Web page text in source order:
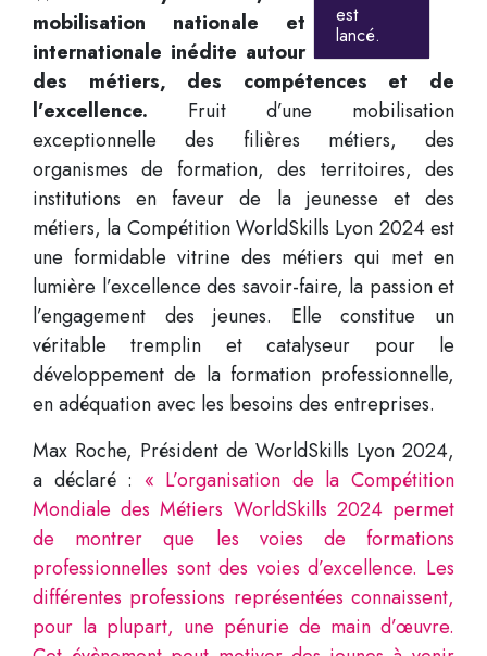
est
lancé.
mobilisation nationale et
internationale inédite autour
des métiers, des compétences et de
l’excellence. Fruit d’une mobilisation
exceptionnelle des filières métiers, des
organismes de formation, des territoires, des
institutions en faveur de la jeunesse et des
métiers, la Compétition WorldSkills Lyon 2024 est
une formidable vitrine des métiers qui met en
lumière l’excellence des savoir-faire, la passion et
l’engagement des jeunes. Elle constitue un
véritable tremplin et catalyseur pour le
développement de la formation professionnelle,
en adéquation avec les besoins des entreprises.
Max Roche, Président de WorldSkills Lyon 2024,
a déclaré : « L’organisation de la Compétition
Mondiale des Métiers WorldSkills 2024 permet
de montrer que les voies de formations
professionnelles sont des voies d’excellence. Les
différentes professions représentées connaissent,
pour la plupart, une pénurie de main d’œuvre.